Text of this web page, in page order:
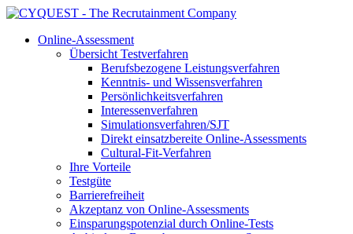
Online-Assessment
Übersicht Testverfahren
Berufsbezogene Leistungsverfahren
Kenntnis- und Wissensverfahren
Persönlichkeitsverfahren
Interessenverfahren
Simulationsverfahren/SJT
Direkt einsatzbereite Online-Assessments
Cultural-Fit-Verfahren
Ihre Vorteile
Testgüte
Barrierefreiheit
Akzeptanz von Online-Assessments
Einsparungspotenzial durch Online-Tests